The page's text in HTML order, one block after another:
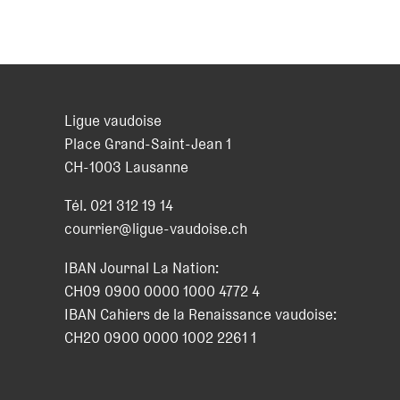
Ligue vaudoise
Place Grand-Saint-Jean 1
CH-1003 Lausanne
Tél.021 312 19 14
courrier@ligue-vaudoise.ch
IBAN Journal La Nation:
CH09 0900 0000 1000 4772 4
IBAN Cahiers de la Renaissance vaudoise:
CH20 0900 0000 1002 2261 1